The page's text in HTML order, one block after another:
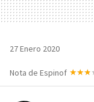
27 Enero 2020
Nota de Espinof